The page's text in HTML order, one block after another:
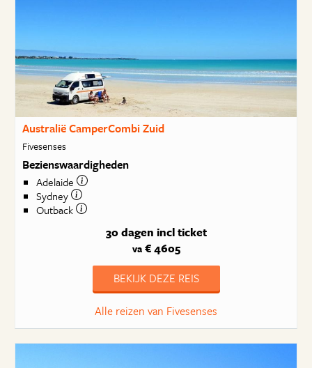
Australië CamperCombi Zuid
Fivesenses
Bezienswaardigheden
Adelaide
Sydney
Outback
30 dagen incl ticket
va€ 4605
BEKIJK DEZE REIS
Alle reizen van Fivesenses